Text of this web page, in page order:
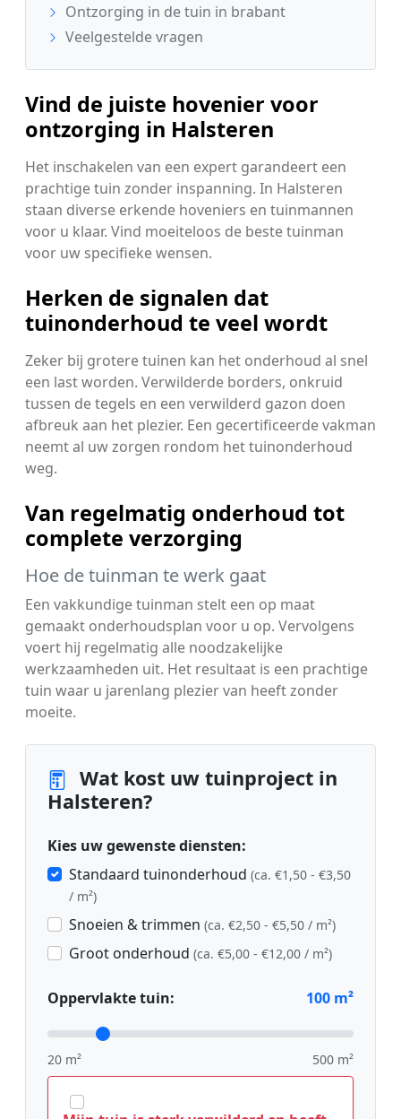
Ontzorging in de tuin in brabant
Veelgestelde vragen
Vind de juiste hovenier voor
ontzorging in Halsteren
Het inschakelen van een expert garandeert een
prachtige tuin zonder inspanning. In Halsteren
staan diverse erkende hoveniers en tuinmannen
voor u klaar. Vind moeiteloos de beste tuinman
voor uw specifieke wensen.
Herken de signalen dat
tuinonderhoud te veel wordt
Zeker bij grotere tuinen kan het onderhoud al snel
een last worden. Verwilderde borders, onkruid
tussen de tegels en een verwilderd gazon doen
afbreuk aan het plezier. Een gecertificeerde vakman
neemt al uw zorgen rondom het tuinonderhoud
weg.
Van regelmatig onderhoud tot
complete verzorging
Hoe de tuinman te werk gaat
Een vakkundige tuinman stelt een op maat
gemaakt onderhoudsplan voor u op. Vervolgens
voert hij regelmatig alle noodzakelijke
werkzaamheden uit. Het resultaat is een prachtige
tuin waar u jarenlang plezier van heeft zonder
moeite.
Wat kost uw tuinproject in
Halsteren?
Kies uw gewenste diensten:
Standaard tuinonderhoud (ca. €1,50 - €3,50
/ m²)
Snoeien & trimmen (ca. €2,50 - €5,50 / m²)
Groot onderhoud (ca. €5,00 - €12,00 / m²)
Oppervlakte tuin: 100 m²
20 m² 500 m²